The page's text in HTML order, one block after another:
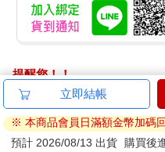
提醒您！！
金石堂及銀行均不會請您操
ATM提款機，請不要聽從指
退換貨須知：
立即結帳
※ 本商品會員日滿額金幣加碼
預計 2026/08/13 出貨
購買後